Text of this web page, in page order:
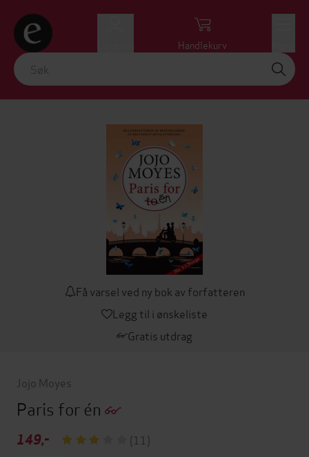
Handlekurv
Få varsel ved ny bok av forfatteren
Legg til i ønskeliste
Gratis utdrag
Jojo Moyes
Paris for én
149,- (11)